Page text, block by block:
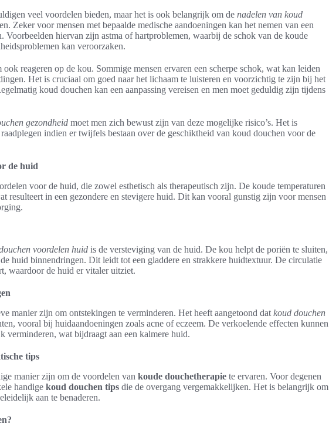
veel voordelen bieden, maar het is ook belangrijk om de nadelen van koud
Zeker voor mensen met bepaalde medische aandoeningen kan het nemen van een
Voorbeelden hiervan zijn astma of hartproblemen, waarbij de schok van de koude
kan veroorzaken.
reageren op de kou. Sommige mensen ervaren een scherpe schok, wat kan leiden
Het is cruciaal om goed naar het lichaam te luisteren en voorzichtig te zijn bij het
koud douchen kan een aanpassing vereisen en men moet geduldig zijn tijdens
gezondheid moet men zich bewust zijn van deze mogelijke risico’s. Het is
indien er twijfels bestaan over de geschiktheid van koud douchen voor de
de huid
voor de huid, die zowel esthetisch als therapeutisch zijn. De koude temperaturen
resulteert in een gezondere en stevigere huid. Dit kan vooral gunstig zijn voor mensen
voordelen huid is de versteviging van de huid. De kou helpt de poriën te sluiten,
huid binnendringen. Dit leidt tot een gladdere en strakkere huidtextuur. De circulatie
waardoor de huid er vitaler uitziet.
manier zijn om ontstekingen te verminderen. Het heeft aangetoond dat koud douchen
vooral bij huidaandoeningen zoals acne of eczeem. De verkoelende effecten kunnen
verminderen, wat bijdraagt aan een kalmere huid.
tips
manier zijn om de voordelen van koude douchetherapie te ervaren. Voor degenen
handige koud douchen tips die de overgang vergemakkelijken. Het is belangrijk om
aan te benaderen.